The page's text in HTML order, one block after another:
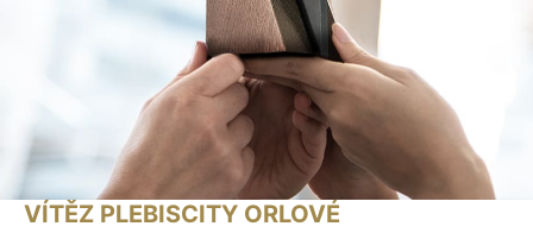
VÍTĚZ PLEBISCITY ORLOVÉ